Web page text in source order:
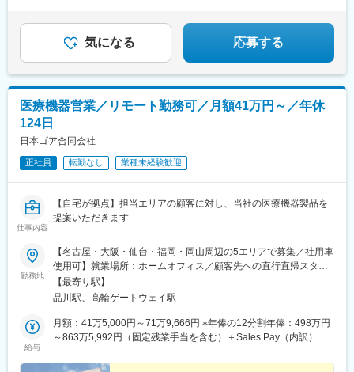
駅、神宮丸太町駅、古市駅(大阪府)、大日駅、門真南駅、瑞光四丁
目駅、星ケ丘駅(大阪府)、城北公園通駅、南巽駅、崇禅寺駅、尼崎
駅(阪神線)、山陽天満駅、加古川駅、新神戸駅、住吉駅(兵庫県・
東海道)、香櫨園駅、中山寺駅、大久保駅(兵庫県)、舞子公園駅、
六甲駅、富雄駅、横川駅、小網町駅、吉塚駅、茶山駅(福岡県)、九
大学研都市駅、福大前駅、竜田口駅、熊本駅、和歌山市駅、県庁
通り駅、代々木八幡駅、立場駅
気になる 応募する
医療機器営業／リモート勤務可／月額41万円～／年休
124日
日本ゴア合同会社
正社員 転勤なし 業種未経験歓迎
仕事内容
【自宅が拠点】担当エリアの顧客に対し、当社の医療機器製品を
提案いただきます
勤務地
【名古屋・大阪・仙台・福岡・岡山周辺の5エリアで募集／社用車
使用可】就業場所：ホームオフィス／顧客先への直行直帰スタイ
ル(1)名古屋エリア愛知県、岐阜県、福井県、三重県(2)大阪エリア
滋賀県、京都府、大阪府、兵庫県、奈良県、和歌山県(3)仙台エリ
件をチームで担当(4)福岡エリア福岡県、大分県、佐賀県、熊本
県、長崎県、宮崎県、鹿児島県、沖縄県(5)岡山エリア鳥取県、島
です。◎社用車での訪問が可能です◎訪問のない日は在宅勤務と
【最寄り駅】
品川駅、高輪ゲートウェイ駅
給与
月額：41万5,000円～71万9,666円 ※年俸の12分割年俸：498万円
～863万5,992円（固定残業手当を含む）＋Sales Pay（内訳）年
3,000円（12時間分）※超過した時間外労働の残業手当は追加支給